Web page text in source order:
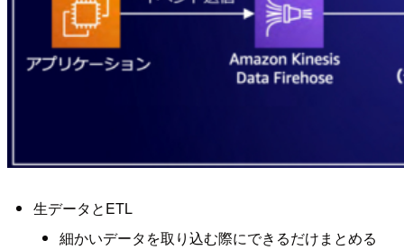
生データとETL
細かいデータを取り込む際にできるだけまとめる